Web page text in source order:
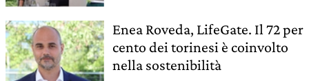
Enea Roveda, LifeGate. Il 72 per
cento dei torinesi è coinvolto
nella sostenibilità